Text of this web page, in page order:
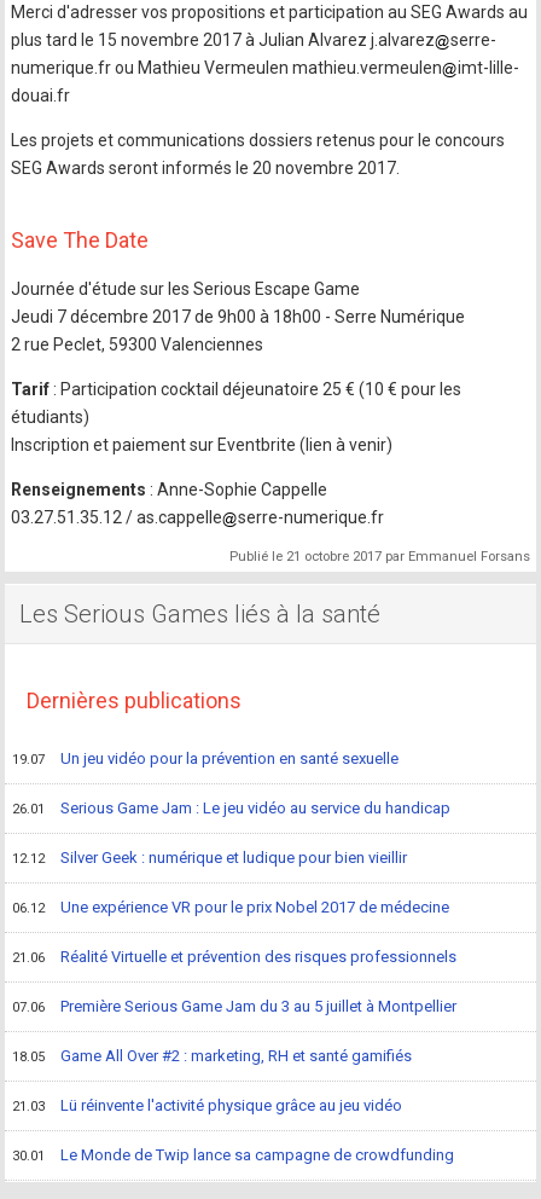
Merci d'adresser vos propositions et participation au SEG Awards au
plus tard le 15 novembre 2017 à Julian Alvarez j.alvarez
serre-
numerique.fr ou Mathieu Vermeulen mathieu.vermeulen
imt-lille-
douai.fr
Les projets et communications dossiers retenus pour le concours
SEG Awards seront informés le 20 novembre 2017.
Save The Date
Journée d'étude sur les Serious Escape Game
Jeudi 7 décembre 2017 de 9h00 à 18h00 - Serre Numérique
2 rue Peclet, 59300 Valenciennes
Tarif : Participation cocktail déjeunatoire 25 € (10 € pour les
étudiants)
Inscription et paiement sur Eventbrite (lien à venir)
Renseignements : Anne-Sophie Cappelle
03.27.51.35.12 / as.cappelle
serre-numerique.fr
Publié le 21 octobre 2017par Emmanuel Forsans
Les Serious Games liés à la santé
Dernières publications
19.07 Un jeu vidéo pour la prévention en santé sexuelle
26.01 Serious Game Jam : Le jeu vidéo au service du handicap
12.12 Silver Geek : numérique et ludique pour bien vieillir
06.12 Une expérience VR pour le prix Nobel 2017 de médecine
21.06 Réalité Virtuelle et prévention des risques professionnels
07.06 Première Serious Game Jam du 3 au 5 juillet à Montpellier
18.05 Game All Over #2 : marketing, RH et santé gamifiés
21.03 Lü réinvente l'activité physique grâce au jeu vidéo
30.01 Le Monde de Twip lance sa campagne de crowdfunding